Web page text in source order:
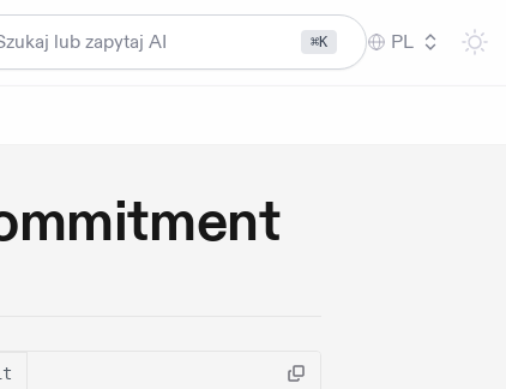
lub zapytaj AI ⌘K PL